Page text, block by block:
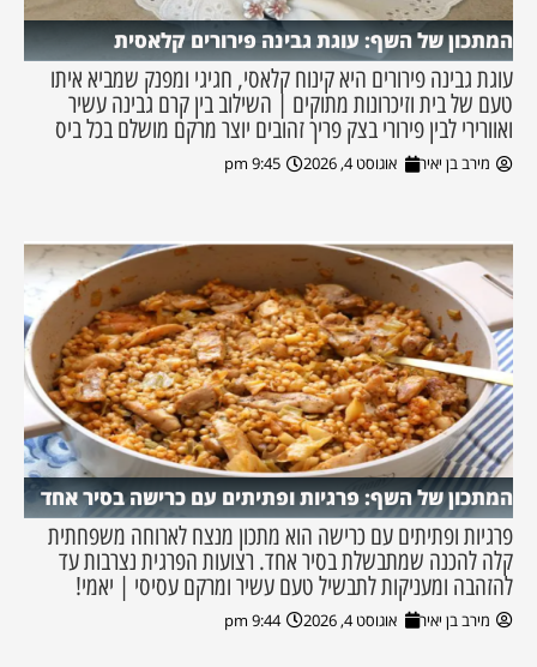
המתכון של השף: עוגת גבינה פירורים קלאסית
עוגת גבינה פירורים היא קינוח קלאסי, חגיגי ומפנק שמביא איתו
טעם של בית וזיכרונות מתוקים | השילוב בין קרם גבינה עשיר
ואוורירי לבין פירורי בצק פריך זהובים יוצר מרקם מושלם בכל ביס
מירב בן יאיר אוגוסט 4, 2026 9:45 pm
המתכון של השף: פרגיות ופתיתים עם כרישה בסיר אחד
פרגיות ופתיתים עם כרישה הוא מתכון מנצח לארוחה משפחתית
קלה להכנה שמתבשלת בסיר אחד. רצועות הפרגית נצרבות עד
להזהבה ומעניקות לתבשיל טעם עשיר ומרקם עסיסי | יאמי!
מירב בן יאיר אוגוסט 4, 2026 9:44 pm